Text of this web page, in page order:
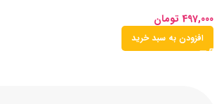
497,000 تومان
افزودن به سبد خرید